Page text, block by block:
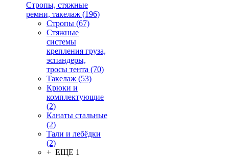
Стропы, стяжные
ремни, такелаж (196)
Стропы (67)
Стяжные
системы
крепления груза,
эспандеры,
тросы тента (70)
Такелаж (53)
Крюки и
комплектующие
(2)
Канаты стальные
(2)
Тали и лебёдки
(2)
+ ЕЩЕ 1